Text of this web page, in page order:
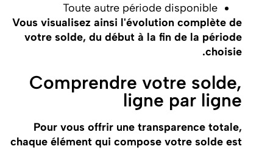
Toute autre période disponible
Vous visualisez ainsi l'évolution complète de
votre solde, du début à la fin de la période
choisie.
Comprendre votre solde,
ligne par ligne
Pour vous offrir une transparence totale,
chaque élément qui compose votre solde est